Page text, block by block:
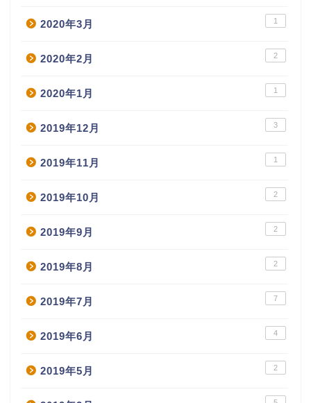
2020年3月 1
2020年2月 2
2020年1月 1
2019年12月 3
2019年11月 1
2019年10月 2
2019年9月 2
2019年8月 2
2019年7月 7
2019年6月 4
2019年5月 2